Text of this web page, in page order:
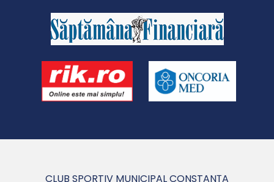
CLUB SPORTIV MUNICIPAL CONSTANȚA